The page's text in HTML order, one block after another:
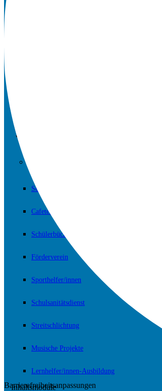
Schulpsychologische Beratung
Cafeteria
Schülerbücherei
Förderverein
Sporthelfer/innen
Schulsanitätsdienst
Streitschlichtung
Musische Projekte
Lernhelfer/innen-Ausbildung
Barrierefreiheitsanpassungen
Inhaltsmodule